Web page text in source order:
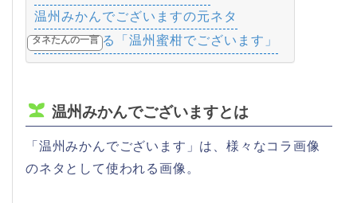
温州みかんでございますの元ネタ
ネタにされる「温州蜜柑でございます」
温州みかんでございますとは
「温州みかんでございます」は、様々なコラ画像
のネタとして使われる画像。
タネたんの一言